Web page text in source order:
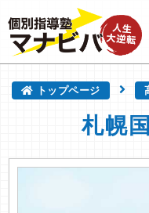
トップページ
札幌